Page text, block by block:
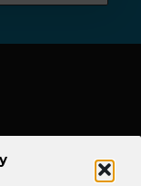
leven. Laat
onderwerpen en